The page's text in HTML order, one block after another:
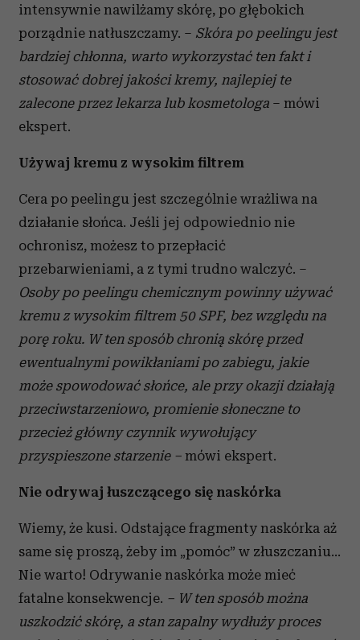
intensywnie nawilżamy skórę, po głębokich
porządnie natłuszczamy. – Skóra po peelingu jest
bardziej chłonna, warto wykorzystać ten fakt i
stosować dobrej jakości kremy, najlepiej te
zalecone przez lekarza lub kosmetologa – mówi
ekspert.
Używaj kremu z wysokim filtrem
Cera po peelingu jest szczególnie wrażliwa na
działanie słońca. Jeśli jej odpowiednio nie
ochronisz, możesz to przepłacić
przebarwieniami, a z tymi trudno walczyć. –
Osoby po peelingu chemicznym powinny używać
kremu z wysokim filtrem 50 SPF, bez względu na
porę roku. W ten sposób chronią skórę przed
ewentualnymi powikłaniami po zabiegu, jakie
może spowodować słońce, ale przy okazji działają
przeciwstarzeniowo, promienie słoneczne to
przecież główny czynnik wywołujący
przyspieszone starzenie – mówi ekspert.
Nie odrywaj łuszczącego się naskórka
Wiemy, że kusi. Odstające fragmenty naskórka aż
same się proszą, żeby im „pomóc” w złuszczaniu...
Nie warto! Odrywanie naskórka może mieć
fatalne konsekwencje. – W ten sposób można
uszkodzić skórę, a stan zapalny wydłuży proces